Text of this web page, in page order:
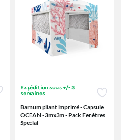
Expédition sous +/- 3
semaines
Barnum pliant imprimé - Capsule
OCEAN - 3mx3m - Pack Fenêtres
Special